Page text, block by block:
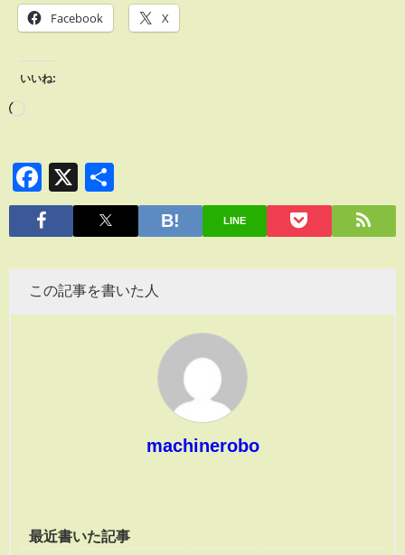
Facebook X
いいね:
Facebook
X
有
LINE
この記事を書いた人
machinerobo
最近書いた記事